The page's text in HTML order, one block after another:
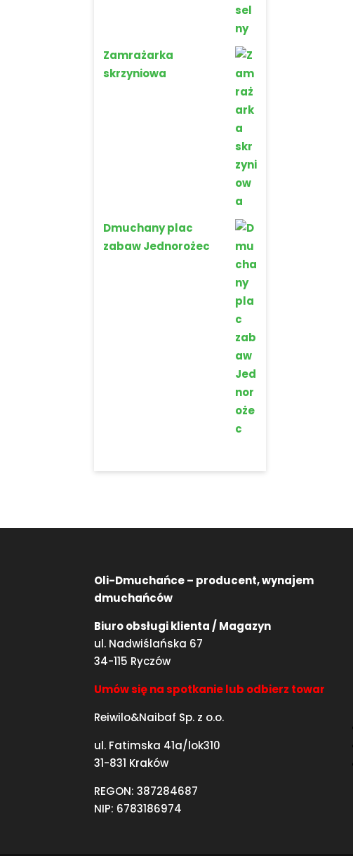
Zamrażarka
skrzyniowa
Dmuchany plac
zabaw Jednorożec
Oli-Dmuchańce – producent, wynajem
dmuchańców
Biuro obsługi klienta / Magazyn
ul. Nadwiślańska 67
34-115 Ryczów
Umów się na spotkanie lub odbierz towar
Reiwilo&Naibaf Sp. z o.o.
ul. Fatimska 41a/lok310
31-831 Kraków
REGON: 387284687
NIP: 6783186974